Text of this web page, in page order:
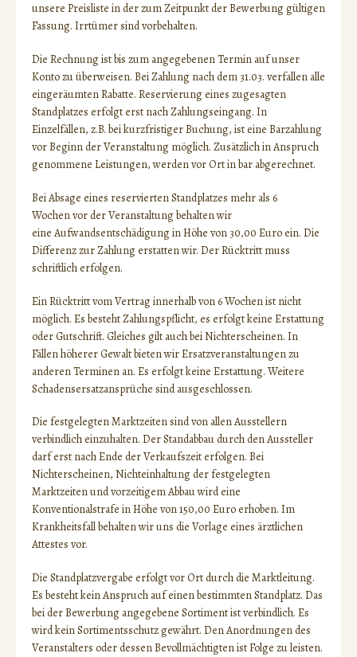
unsere Preisliste in der zum Zeitpunkt der Bewerbung gültigen
Fassung. Irrtümer sind vorbehalten.
Die Rechnung ist bis zum angegebenen Termin auf unser
Konto zu überweisen. Bei Zahlung nach dem 31.03. verfallen alle
eingeräumten Rabatte. Reservierung eines zugesagten
Standplatzes erfolgt erst nach Zahlungseingang. In
Einzelfällen, z.B. bei kurzfristiger Buchung, ist eine Barzahlung
vor Beginn der Veranstaltung möglich. Zusätzlich in Anspruch
genommene Leistungen, werden vor Ort in bar abgerechnet.
Bei Absage eines reservierten Standplatzes mehr als 6
Wochen vor der Veranstaltung behalten wir
eine Aufwandsentschädigung in Höhe von 30,00 Euro ein. Die
Differenz zur Zahlung erstatten wir. Der Rücktritt muss
schriftlich erfolgen.
Ein Rücktritt vom Vertrag innerhalb von 6 Wochen ist nicht
möglich. Es besteht Zahlungspflicht, es erfolgt keine Erstattung
oder Gutschrift. Gleiches gilt auch bei Nichterscheinen. In
Fällen höherer Gewalt bieten wir Ersatzveranstaltungen zu
anderen Terminen an. Es erfolgt keine Erstattung. Weitere
Schadensersatzansprüche sind ausgeschlossen.
Die festgelegten Marktzeiten sind von allen Ausstellern
verbindlich einzuhalten. Der Standabbau durch den Aussteller
darf erst nach Ende der Verkaufszeit erfolgen. Bei
Nichterscheinen, Nichteinhaltung der festgelegten
Marktzeiten und vorzeitigem Abbau wird eine
Konventionalstrafe in Höhe von 150,00 Euro erhoben. Im
Krankheitsfall behalten wir uns die Vorlage eines ärztlichen
Attestes vor.
Die Standplatzvergabe erfolgt vor Ort durch die Marktleitung.
Es besteht kein Anspruch auf einen bestimmten Standplatz. Das
bei der Bewerbung angegebene Sortiment ist verbindlich. Es
wird kein Sortimentsschutz gewährt. Den Anordnungen des
Veranstalters oder dessen Bevollmächtigten ist Folge zu leisten.